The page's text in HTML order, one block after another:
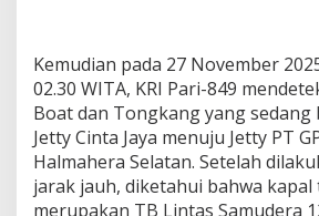
Kemudian pada 27 November
02.30 WITA, KRI Pari-849
Boat dan Tongkang yang sedang
Jetty Cinta Jaya menuju Jetty PT
Halmahera Selatan. Setelah
jarak jauh, diketahui bahwa
merupakan TB Lintas Samudera